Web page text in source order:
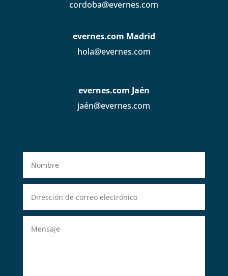
cordoba@evernes.com
evernes.com Madrid
hola@evernes.com
evernes.com Jaén
jaén@evernes.com